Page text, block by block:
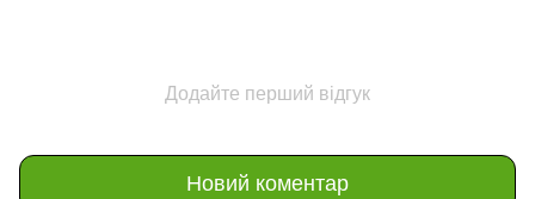
Додайте перший відгук
Новий коментар